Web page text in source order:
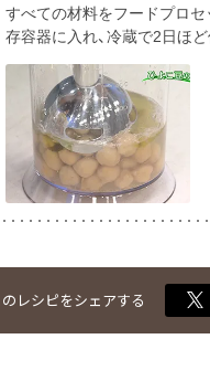
すべての材料をフードプロセ
存容器に入れ、冷蔵で2日ほど
のレシピをシェアする